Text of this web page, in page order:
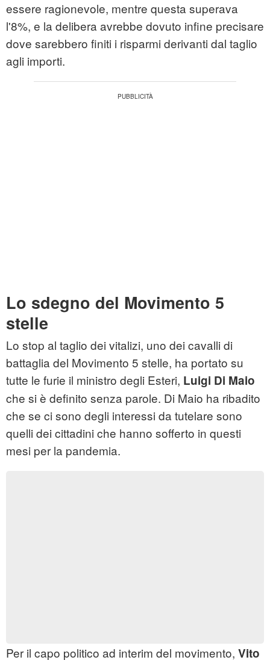
essere ragionevole, mentre questa superava
l'8%, e la delibera avrebbe dovuto infine precisare
dove sarebbero finiti i risparmi derivanti dal taglio
agli importi.
Lo sdegno del Movimento 5
stelle
Lo stop al taglio dei vitalizi, uno dei cavalli di
battaglia del Movimento 5 stelle, ha portato su
tutte le furie il ministro degli Esteri, Luigi Di Maio
che si è definito senza parole. Di Maio ha ribadito
che se ci sono degli interessi da tutelare sono
quelli dei cittadini che hanno sofferto in questi
mesi per la pandemia.
Per il capo politico ad interim del movimento, Vito